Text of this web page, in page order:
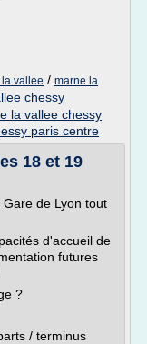
vallee / marne la
chessy
la vallee chessy
paris centre
18 et 19
de Lyon tout
d'accueil de
futures
?
/ terminus